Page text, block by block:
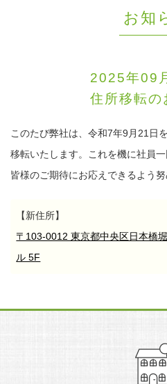
お知
2025年09
住所移転の
このたび弊社は、令和7年9月21日
移転いたします。
これを機に社員
皆様のご期待にお応えできるよう努
【新住所】
〒103-0012 東京都中央区日本橋
ル 5F